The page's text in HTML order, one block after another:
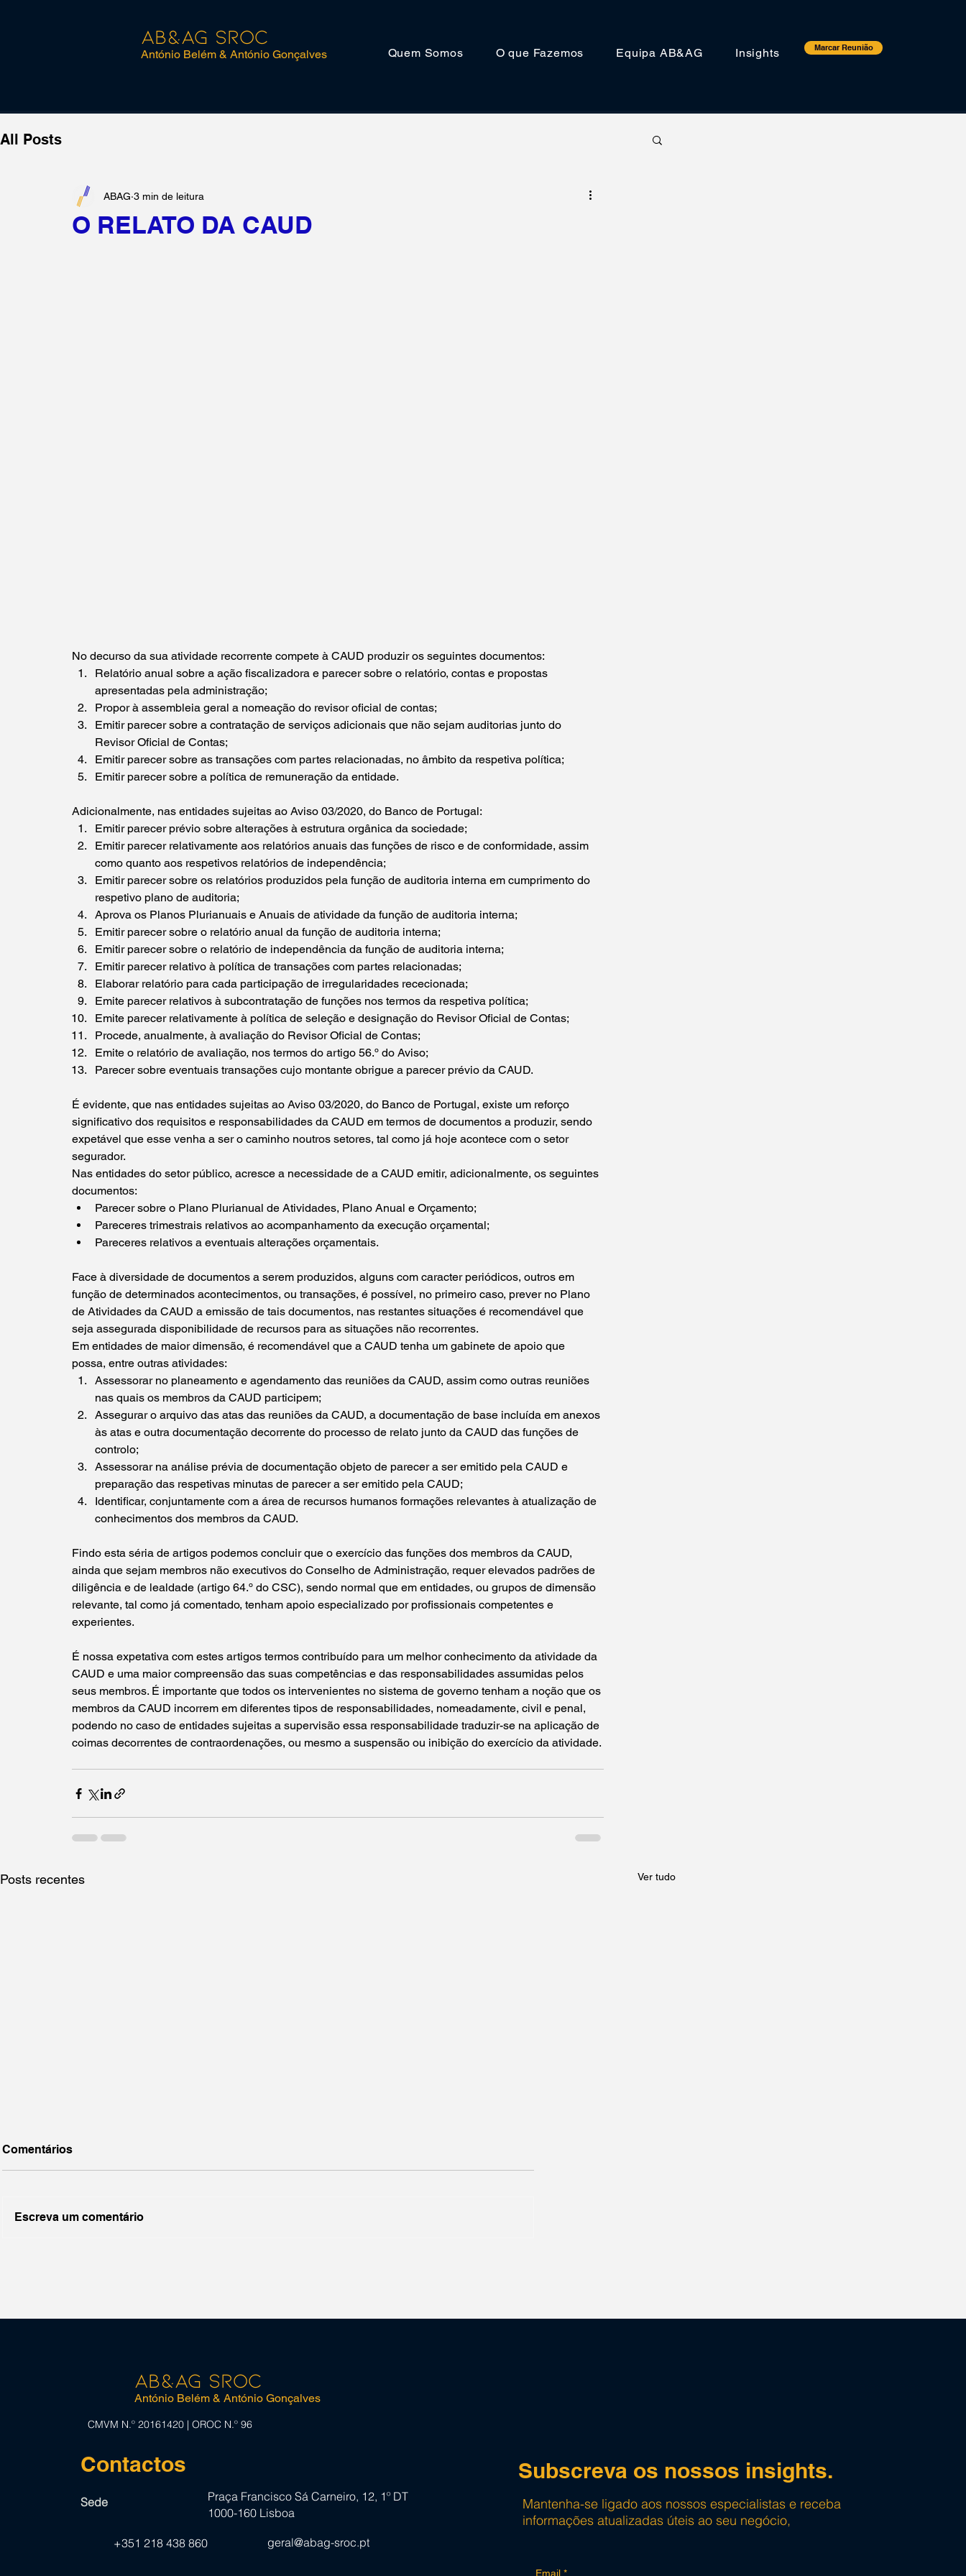
AB&AG SROC
António Belém & António Gonçalves Quem Somos O que Fazemos Equipa AB&AG Insights Marcar Reunião
All Posts
O RELATO DA CAUD
ABAG 3 min de leitura
No decurso da sua atividade recorrente compete à CAUD produzir os seguintes documentos:
Relatório anual sobre a ação fiscalizadora e parecer sobre o relatório, contas e propostas
apresentadas pela administração;
Propor à assembleia geral a nomeação do revisor oficial de contas;
Emitir parecer sobre a contratação de serviços adicionais que não sejam auditorias junto do
Revisor Oficial de Contas;
Emitir parecer sobre as transações com partes relacionadas, no âmbito da respetiva política;
Emitir parecer sobre a política de remuneração da entidade.
Adicionalmente, nas entidades sujeitas ao Aviso 03/2020, do Banco de Portugal:
Emitir parecer prévio sobre alterações à estrutura orgânica da sociedade;
Emitir parecer relativamente aos relatórios anuais das funções de risco e de conformidade, assim
como quanto aos respetivos relatórios de independência;
Emitir parecer sobre os relatórios produzidos pela função de auditoria interna em cumprimento do
respetivo plano de auditoria;
Aprova os Planos Plurianuais e Anuais de atividade da função de auditoria interna;
Emitir parecer sobre o relatório anual da função de auditoria interna;
Emitir parecer sobre o relatório de independência da função de auditoria interna;
Emitir parecer relativo à política de transações com partes relacionadas;
Elaborar relatório para cada participação de irregularidades rececionada;
Emite parecer relativos à subcontratação de funções nos termos da respetiva política;
Emite parecer relativamente à política de seleção e designação do Revisor Oficial de Contas;
Procede, anualmente, à avaliação do Revisor Oficial de Contas;
Emite o relatório de avaliação, nos termos do artigo 56.º do Aviso;
Parecer sobre eventuais transações cujo montante obrigue a parecer prévio da CAUD.
É evidente, que nas entidades sujeitas ao Aviso 03/2020, do Banco de Portugal, existe um reforço
significativo dos requisitos e responsabilidades da CAUD em termos de documentos a produzir, sendo
expetável que esse venha a ser o caminho noutros setores, tal como já hoje acontece com o setor
segurador.
Nas entidades do setor público, acresce a necessidade de a CAUD emitir, adicionalmente, os seguintes
documentos:
Parecer sobre o Plano Plurianual de Atividades, Plano Anual e Orçamento;
Pareceres trimestrais relativos ao acompanhamento da execução orçamental;
Pareceres relativos a eventuais alterações orçamentais.
Face à diversidade de documentos a serem produzidos, alguns com caracter periódicos, outros em
função de determinados acontecimentos, ou transações, é possível, no primeiro caso, prever no Plano
de Atividades da CAUD a emissão de tais documentos, nas restantes situações é recomendável que
seja assegurada disponibilidade de recursos para as situações não recorrentes.
Em entidades de maior dimensão, é recomendável que a CAUD tenha um gabinete de apoio que
possa, entre outras atividades:
Assessorar no planeamento e agendamento das reuniões da CAUD, assim como outras reuniões
nas quais os membros da CAUD participem;
Assegurar o arquivo das atas das reuniões da CAUD, a documentação de base incluída em anexos
às atas e outra documentação decorrente do processo de relato junto da CAUD das funções de
controlo;
Assessorar na análise prévia de documentação objeto de parecer a ser emitido pela CAUD e
preparação das respetivas minutas de parecer a ser emitido pela CAUD;
Identificar, conjuntamente com a área de recursos humanos formações relevantes à atualização de
conhecimentos dos membros da CAUD.
Findo esta séria de artigos podemos concluir que o exercício das funções dos membros da CAUD,
ainda que sejam membros não executivos do Conselho de Administração, requer elevados padrões de
diligência e de lealdade (artigo 64.º do CSC), sendo normal que em entidades, ou grupos de dimensão
relevante, tal como já comentado, tenham apoio especializado por profissionais competentes e
experientes.
É nossa expetativa com estes artigos termos contribuído para um melhor conhecimento da atividade da
CAUD e uma maior compreensão das suas competências e das responsabilidades assumidas pelos
seus membros. É importante que todos os intervenientes no sistema de governo tenham a noção que os
membros da CAUD incorrem em diferentes tipos de responsabilidades, nomeadamente, civil e penal,
podendo no caso de entidades sujeitas a supervisão essa responsabilidade traduzir-se na aplicação de
coimas decorrentes de contraordenações, ou mesmo a suspensão ou inibição do exercício da atividade.
Posts recentes Ver tudo
empresas (PME)
SUA IMPLEMENTAÇÃO
Comentários
Escreva um comentário
AB&AG SROC
António Belém & António Gonçalves
CMVM N.º 20161420 | OROC N.º 96
Contactos
Sede
Praça Francisco Sá Carneiro, 12, 1º DT
1000-160 Lisboa
+351 218 438 860 geral@abag-sroc.pt
Mantenha-se ligado aos nossos especialistas e receba
informações atualizadas úteis ao seu negócio,
Subscreva os nossos insights.
Email *